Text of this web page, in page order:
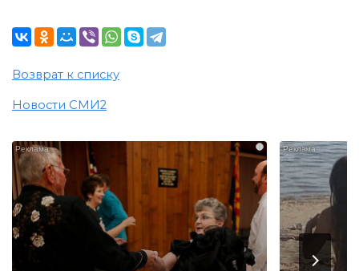
Возврат к списку
Новости СМИ2
i